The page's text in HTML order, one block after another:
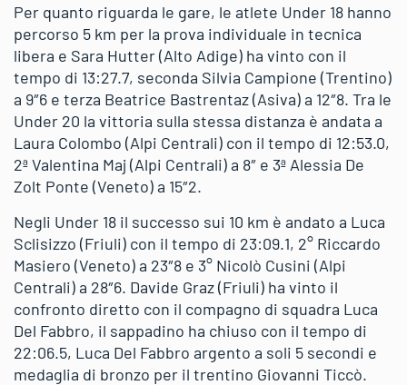
Per quanto riguarda le gare, le atlete Under 18 hanno
percorso 5 km per la prova individuale in tecnica
libera e Sara Hutter (Alto Adige) ha vinto con il
tempo di 13:27.7, seconda Silvia Campione (Trentino)
a 9″6 e terza Beatrice Bastrentaz (Asiva) a 12″8. Tra le
Under 20 la vittoria sulla stessa distanza è andata a
Laura Colombo (Alpi Centrali) con il tempo di 12:53.0,
2ª Valentina Maj (Alpi Centrali) a 8″ e 3ª Alessia De
Zolt Ponte (Veneto) a 15″2.
Negli Under 18 il successo sui 10 km è andato a Luca
Sclisizzo (Friuli) con il tempo di 23:09.1, 2° Riccardo
Masiero (Veneto) a 23″8 e 3° Nicolò Cusini (Alpi
Centrali) a 28″6. Davide Graz (Friuli) ha vinto il
confronto diretto con il compagno di squadra Luca
Del Fabbro, il sappadino ha chiuso con il tempo di
22:06.5, Luca Del Fabbro argento a soli 5 secondi e
medaglia di bronzo per il trentino Giovanni Ticcò.